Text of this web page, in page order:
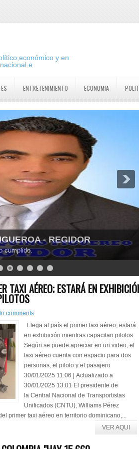
y en
e
ENTRETENIMIENTO ECONOMIA
- REGIDOR
cumplido.
TAXI AÉREO; ESTARÁ EN
comments
Llega al país el primer taxi aéreo; estará
en exhibición mientras capacitan pilotos
Según se puede apreciar en un video, el
taxi aéreo cuenta con espacio para dos
personas, el piloto y el pasajero
30/01/2025 11:06 | Actualizado a
30/01/2025 13:01 El presidente de
la Central Nacional de Transportistas
Unificados (CNTU), Williams Pérez
primer taxi aéreo en territorio dominicano,...
VER AQUI